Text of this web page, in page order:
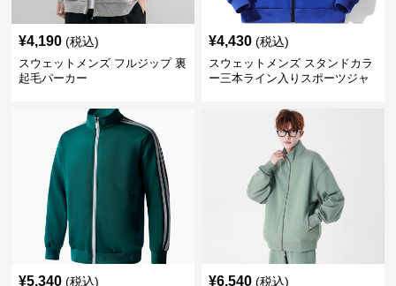
¥4,190 (税込)
スウェットメンズ フルジップ 裏
起毛パーカー
¥4,430 (税込)
スウェットメンズ スタンドカラ
ー三本ライン入りスポーツジャ
¥5,340 (税込) ¥6,540 (税込)